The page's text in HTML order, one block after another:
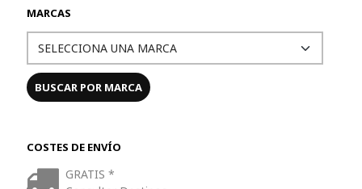
MARCAS
COSTES DE ENVÍO
GRATIS *